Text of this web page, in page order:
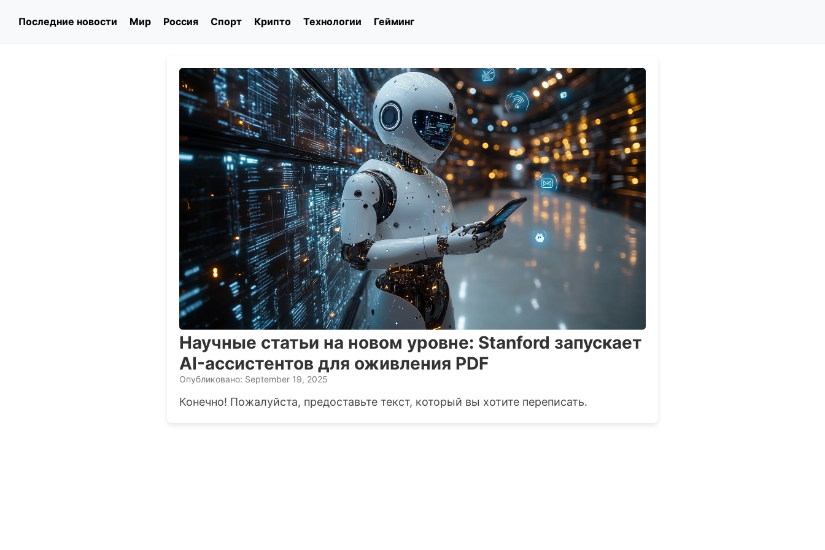
Последние новости Мир Россия Спорт Крипто Технологии Гейминг
Научные статьи на новом уровне: Stanford запускает
AI-ассистентов для оживления PDF
Опубликовано: September 19, 2025
Конечно! Пожалуйста, предоставьте текст, который вы хотите переписать.